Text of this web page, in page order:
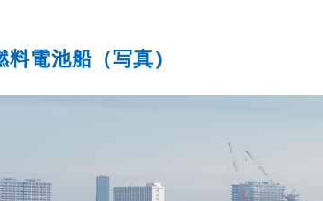
電池船（写真）